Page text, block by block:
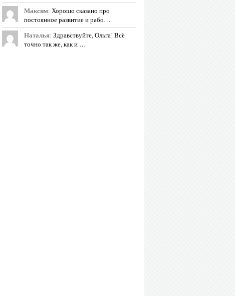
Максим: Хорошо сказано про
постоянное развитие и рабо…
Наталья: Здравствуйте, Ольга! Всё
точно так же, как и …